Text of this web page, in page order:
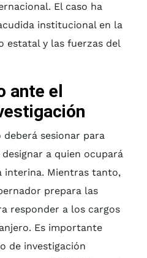
El caso ha
institucional en la
estatal y las fuerzas del
ante el
deberá sesionar para
a quien ocupará
interina. Mientras tanto,
prepara las
responder a los cargos
Es importante
de investigación